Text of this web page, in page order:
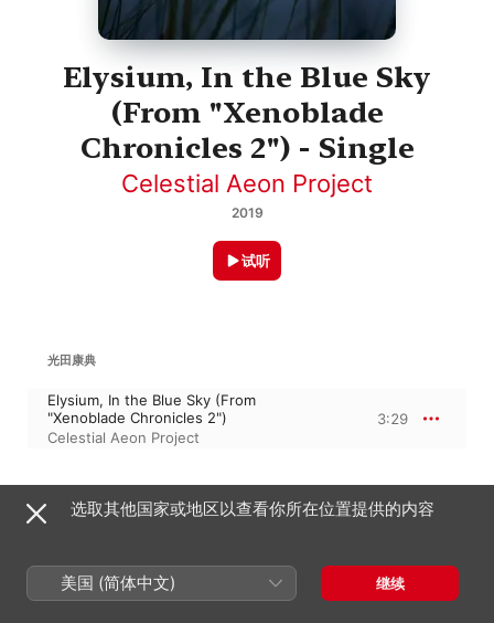
Elysium, In the Blue Sky
(From "Xenoblade
Chronicles 2") - Single
Celestial Aeon Project
2019
试听
光田康典
Elysium, In the Blue Sky (From
"Xenoblade Chronicles 2")
Celestial Aeon Project
3:29
2019年11月2日
1 首曲目 · 3 分钟
music covers
选取其他国家或地区以查看你所在位置提供的内容
美国 (简体中文) 继续